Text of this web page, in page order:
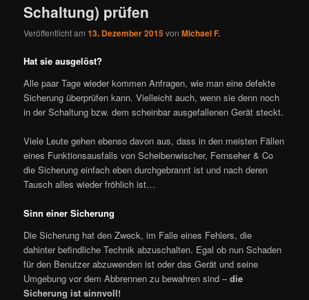
Schaltung) prüfen
Veröffentlicht am13. Dezember 2015vonMichael F.
Hat sie ausgelöst?
Alle paar Tage wieder kommen Anfragen, wie man eine defekte
Sicherung überprüfen kann. Vielleicht auch, wenn sie denn noch
in der Schaltung bzw. dem scheinbar ausgefallenen Gerät steckt.
Viele Leute gehen ebenso davon aus, dass in den meisten Fällen
eines Funktionsausfalls von Scheibenwischer, Fernseher & Co
die Sicherung einfach eben durchgebrannt ist und nach deren
Tausch alles wieder fröhlich ist…
Sinn einer Sicherung
Die Sicherung hat den Zweck, im Falle eines Fehlers, die
dahinter befindliche Technik abzuschalten. Egal ob nun Schaden
für den Benutzer abzuwenden ist oder das Gerät und seine
Umgebung vor dem Abbrennen zu bewahren sind –die
Sicherung ist sinnvoll!